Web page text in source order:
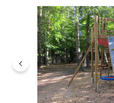
Bildergalerie überspringen